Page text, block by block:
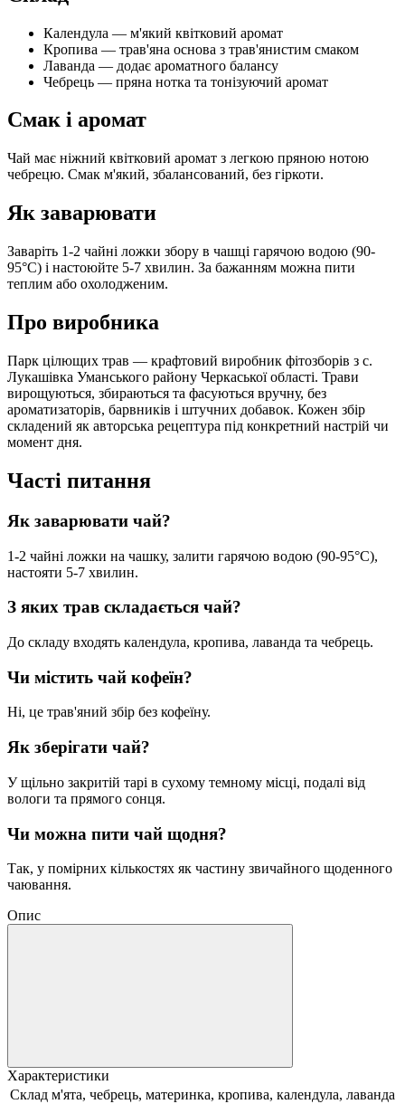
Календула — м'який квітковий аромат
Кропива — трав'яна основа з трав'янистим смаком
Лаванда — додає ароматного балансу
Чебрець — пряна нотка та тонізуючий аромат
Смак і аромат
Чай має ніжний квітковий аромат з легкою пряною нотою
чебрецю. Смак м'який, збалансований, без гіркоти.
Як заварювати
Заваріть 1-2 чайні ложки збору в чашці гарячою водою (90-
95°C) і настоюйте 5-7 хвилин. За бажанням можна пити
теплим або охолодженим.
Про виробника
Парк цілющих трав — крафтовий виробник фітозборів з с.
Лукашівка Уманського району Черкаської області. Трави
вирощуються, збираються та фасуються вручну, без
ароматизаторів, барвників і штучних добавок. Кожен збір
складений як авторська рецептура під конкретний настрій чи
момент дня.
Часті питання
Як заварювати чай?
1-2 чайні ложки на чашку, залити гарячою водою (90-95°C),
настояти 5-7 хвилин.
З яких трав складається чай?
До складу входять календула, кропива, лаванда та чебрець.
Чи містить чай кофеїн?
Ні, це трав'яний збір без кофеїну.
Як зберігати чай?
У щільно закритій тарі в сухому темному місці, подалі від
вологи та прямого сонця.
Чи можна пити чай щодня?
Так, у помірних кількостях як частину звичайного щоденного
чаювання.
Опис
Характеристики
Склад м'ята, чебрець, материнка, кропива, календула, лаванда